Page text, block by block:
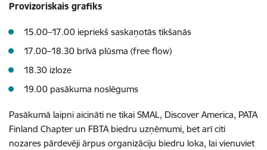
Provizoriskais grafiks
15.00–17.00 iepriekš saskaņotās tikšanās
17.00–18.30 brīvā plūsma (free flow)
18.30 izloze
19.00 pasākuma noslēgums
Pasākumā laipni aicināti ne tikai SMAL, Discover America, PATA
Finland Chapter un FBTA biedru uzņēmumi, bet arī citi
nozares pārdevēji ārpus organizāciju biedru loka, lai vienuviet